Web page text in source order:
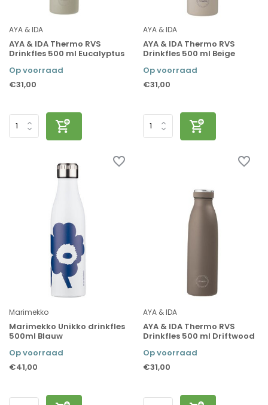
AYA & IDA
AYA & IDA Thermo RVS
Drinkfles 500 ml Eucalyptus
Op voorraad
€31,00
AYA & IDA
AYA & IDA Thermo RVS
Drinkfles 500 ml Beige
Op voorraad
€31,00
Marimekko
Marimekko Unikko drinkfles
500ml Blauw
Op voorraad
€41,00
AYA & IDA
AYA & IDA Thermo RVS
Drinkfles 500 ml Driftwood
Op voorraad
€31,00